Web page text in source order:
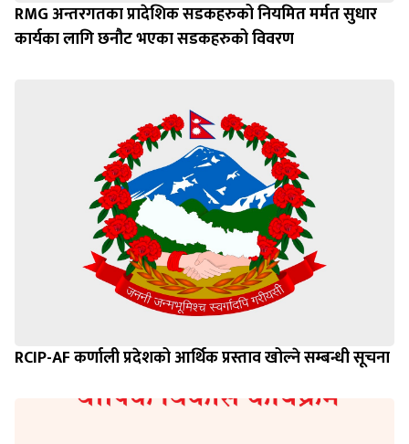
RMG अन्तरगतका प्रादेशिक सडकहरुको नियमित मर्मत सुधार
कार्यका लागि छनौट भएका सडकहरुको विवरण
RCIP-AF कर्णाली प्रदेशको आर्थिक प्रस्ताव खोल्ने सम्बन्धी सूचना